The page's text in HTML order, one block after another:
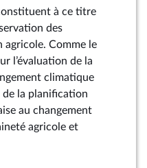
à ce titre
des
Comme le
l’évaluation de la
climatique
de la planification
au changement
agricole et